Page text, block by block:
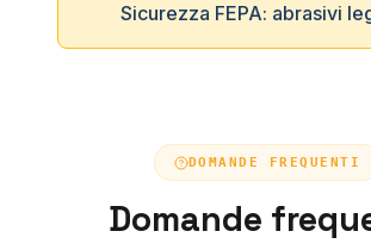
Sicurezza FEPA: abrasivi
DOMANDE FREQUENTI
Domande